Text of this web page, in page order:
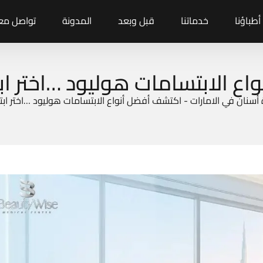
أطباؤنا خدماتنا قبل وبعد المدونة تواصل
الابتسامات هوليود …اختر
أسنان في الامارات- اكتشف أفضل أنواع الابتسامات هوليود …اختر